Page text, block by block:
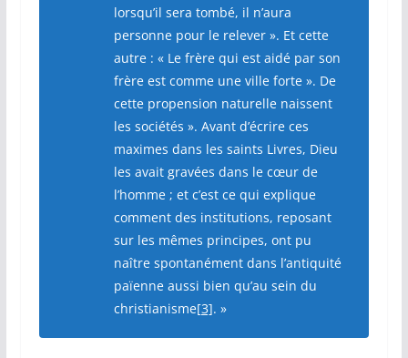
lorsqu’il sera tombé, il n’aura
personne pour le relever ». Et cette
autre : « Le frère qui est aidé par son
frère est comme une ville forte ». De
cette propension naturelle naissent
les sociétés ». Avant d’écrire ces
maximes dans les saints Livres, Dieu
les avait gravées dans le cœur de
l’homme ; et c’est ce qui explique
comment des institutions, reposant
sur les mêmes principes, ont pu
naître spontanément dans l’antiquité
païenne aussi bien qu’au sein du
christianisme[3]. »